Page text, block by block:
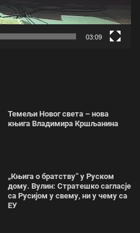
03:09
Темељи Новог света – нова
књига Владимира Кршљанина
„Књига о братству“ у Руском
дому. Вулин: Стратешко сагласје
са Русијом у свему, ни у чему са
ЕУ